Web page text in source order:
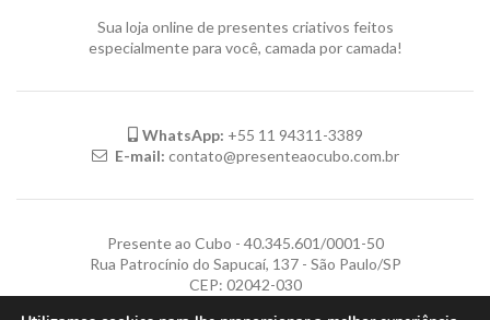
Sua loja online de presentes criativos feitos
especialmente para você, camada por camada!
WhatsApp: +55 11 94311-3389
E-mail: contato@presenteaocubo.com.br
Presente ao Cubo - 40.345.601/0001-50
Rua Patrocínio do Sapucaí, 137 - São Paulo/SP
CEP: 02042-030